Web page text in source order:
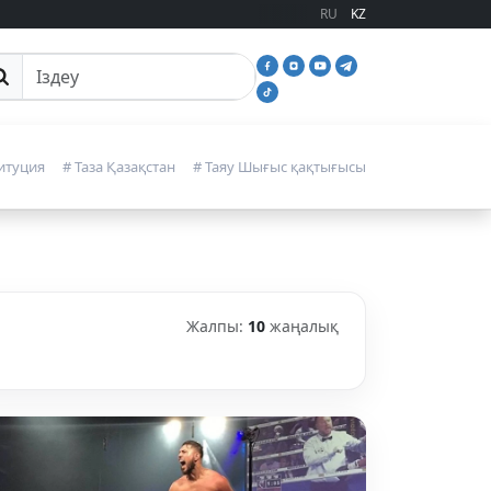
RU KZ
іздеу
# Таза Қазақстан # Таяу Шығыс қақтығысы
Жалпы: 10 жаңалық